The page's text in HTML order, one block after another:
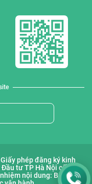
phép đăng ký kinh
tư TP Hà Nội cấp lần
nội dung: Bà